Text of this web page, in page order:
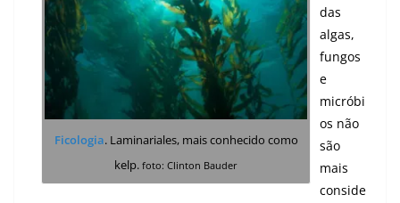
Ficologia. Laminariales, mais conhecido como
kelp. foto: Clinton Bauder
das
algas,
fungos
e
micróbi
os não
são
mais
conside